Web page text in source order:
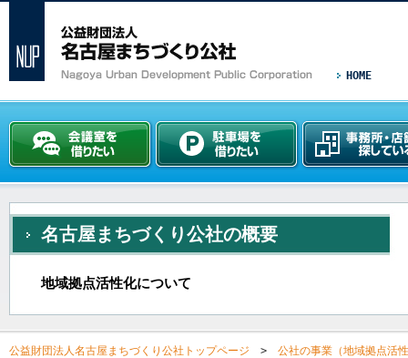
HOME
名古屋まちづくり公社の概要
地域拠点活性化について
公益財団法人名古屋まちづくり公社トップページ > 公社の事業（地域拠点活